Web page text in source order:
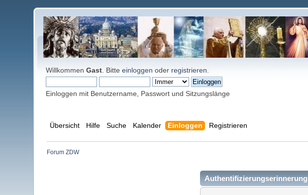
WillkommenGast . Bitteeinloggen oder registrieren
Einloggen mit Benutzername, Passwort und Sitzungslänge
Übersicht Hilfe Suche Kalender Einloggen Registrieren
Forum ZDW
Authentifizierungserinnerung